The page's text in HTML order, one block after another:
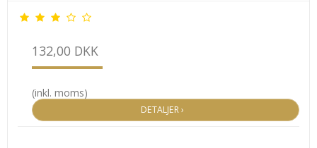
132,00 DKK
(inkl. moms)
DETALJER ›